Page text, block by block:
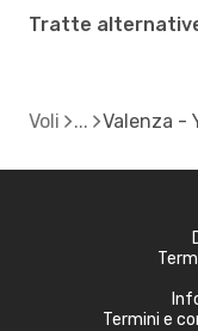
Tratte
Voli Valenza -
Termini e